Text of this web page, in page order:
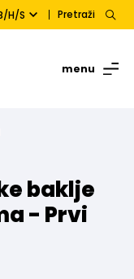
H/S Pretraži
menu
baklje
- Prvi